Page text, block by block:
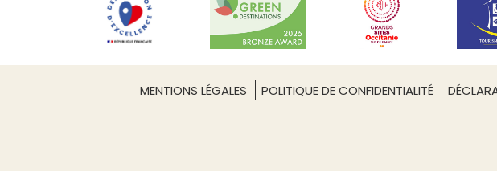
MENTIONS LÉGALES POLITIQUE DE CONFIDENTIALITÉ